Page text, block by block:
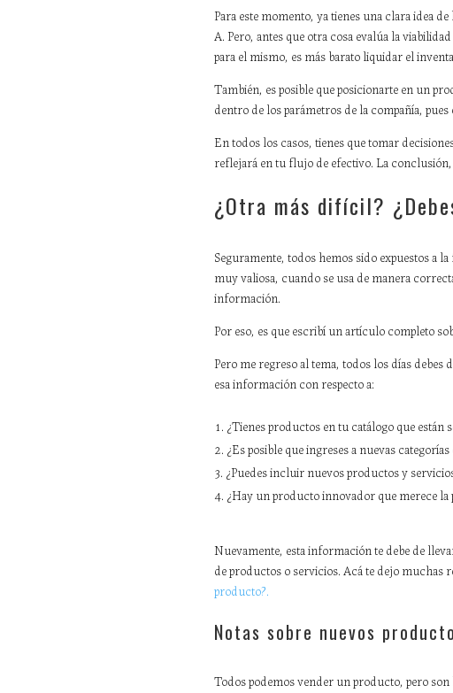
Para este momento, ya tienes una clara idea
A. Pero, antes que otra cosa evalúa la
para el mismo, es más barato liquidar el
También, es posible que posicionarte en un
dentro de los parámetros de la compañía,
En todos los casos, tienes que tomar
reflejará en tu flujo de efectivo. La conclusión,
¿Otra más difícil?
Seguramente, todos hemos sido expuestos a
muy valiosa, cuando se usa de manera
información.
Por eso, es que escribí un artículo completo
Pero me regreso al tema, todos los días
esa información con respecto a:
¿Tienes productos en tu catálogo que
¿Es posible que ingreses a nuevas
¿Puedes incluir nuevos productos y
¿Hay un producto innovador que merece la
Nuevamente, esta información te debe de
de productos o servicios. Acá te dejo
producto?.
Notas sobre nuevos
Todos podemos vender un producto, pero